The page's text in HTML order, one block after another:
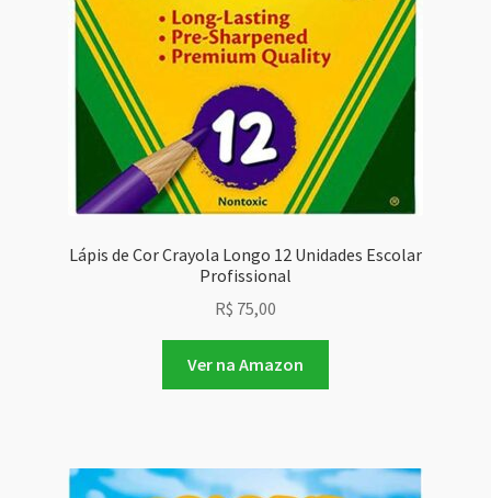
Lápis de Cor Crayola Longo 12 Unidades Escolar
Profissional
R$ 75,00
Ver na Amazon